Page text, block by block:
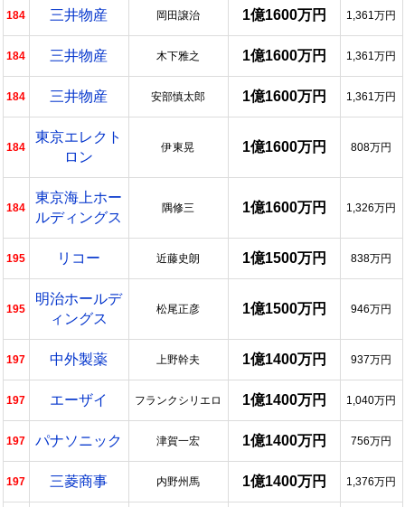
184 三井物産 岡田譲治 1億1600万円 1,361万円
184 三井物産 木下雅之 1億1600万円 1,361万円
184 三井物産 安部慎太郎 1億1600万円 1,361万円
184
東京エレクト
ロン
伊東晃 1億1600万円 808万円
184
東京海上ホー
ルディングス
隅修三 1億1600万円 1,326万円
195 リコー 近藤史朗 1億1500万円 838万円
195
明治ホールデ
ィングス
松尾正彦 1億1500万円 946万円
197 中外製薬 上野幹夫 1億1400万円 937万円
197 エーザイ フランクシリエロ 1億1400万円 1,040万円
197 パナソニック 津賀一宏 1億1400万円 756万円
197 三菱商事 内野州馬 1億1400万円 1,376万円